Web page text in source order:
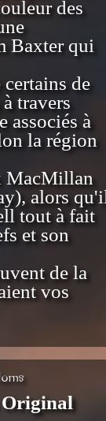
des
Baxter qui
de
travers
associés à
la région
MacMillan
alors
tout à fait
et son
de la
vos
Original